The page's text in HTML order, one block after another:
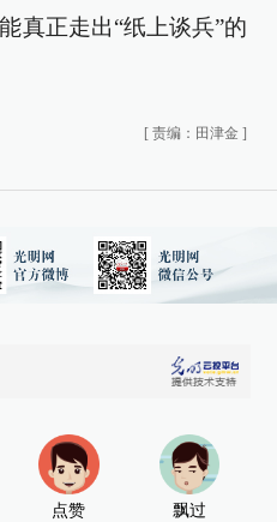
真正走出“纸上谈兵”的
[ 责编：田津金 ]
点赞 飘过